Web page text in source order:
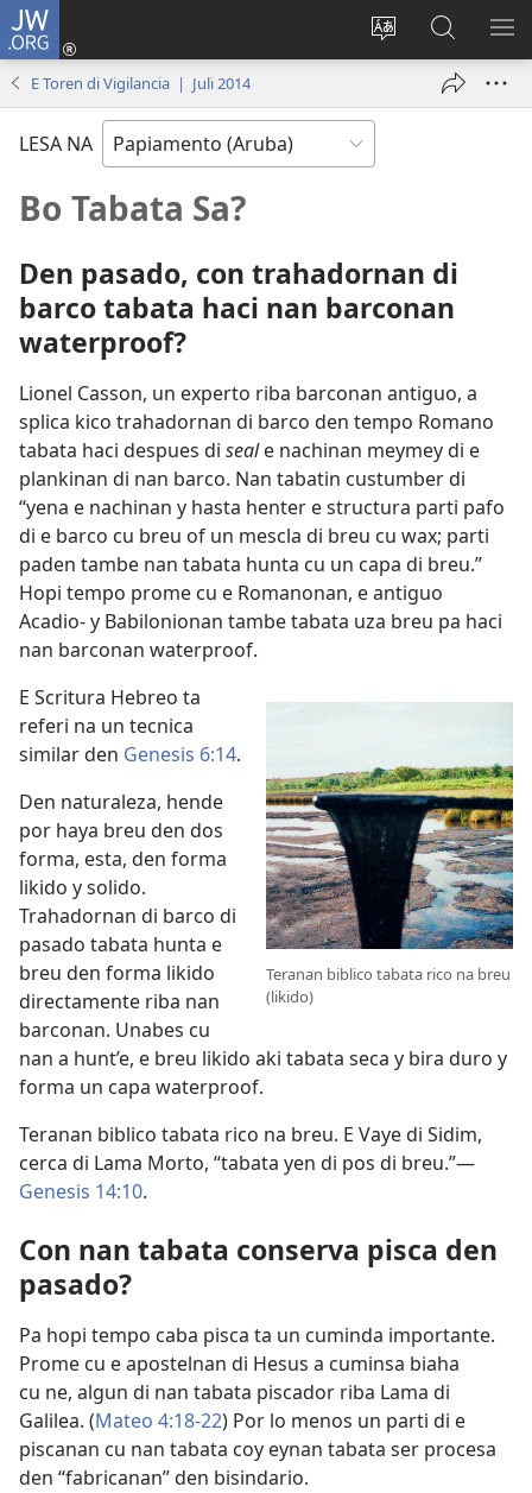
JW.ORG
Cambia
Log
window)
Busca
Riba
JW.ORG
E Toren di Vigilancia | Juli 2014
LESA NA
Bo Tabata Sa?
Den pasado, con trahadornan di
barco tabata haci nan barconan
waterproof?
Lionel Casson, un experto riba barconan antiguo, a
splica kico trahadornan di barco den tempo Romano
tabata haci despues di seale nachinan meymey di e
plankinan di nan barco. Nan tabatin custumber di
“yena e nachinan y hasta henter e structura parti pafo
di e barco cu breu of un mescla di breu cu wax; parti
paden tambe nan tabata hunta cu un capa di breu.”
Hopi tempo prome cu e Romanonan, e antiguo
Acadio- y Babilonionan tambe tabata uza breu pa haci
nan barconan waterproof.
Teranan biblico tabata rico na breu
(likido)
E Scritura Hebreo ta
referi na un tecnica
similar den Genesis 6:14.
Den naturaleza, hende
por haya breu den dos
forma, esta, den forma
likido y solido.
Trahadornan di barco di
pasado tabata hunta e
breu den forma likido
directamente riba nan
barconan. Unabes cu
nan a hunt’e, e breu likido aki tabata seca y bira duro y
forma un capa waterproof.
Teranan biblico tabata rico na breu. E Vaye di Sidim,
cerca di Lama Morto, “tabata yen di pos di breu.”—
Genesis 14:10.
Con nan tabata conserva pisca den
pasado?
Pa hopi tempo caba pisca ta un cuminda importante.
Prome cu e apostelnan di Hesus a cuminsa biaha
cu ne, algun di nan tabata piscador riba Lama di
Galilea. (Mateo 4:18-22) Por lo menos un parti di e
piscanan cu nan tabata coy eynan tabata ser procesa
den “fabricanan” den bisindario.